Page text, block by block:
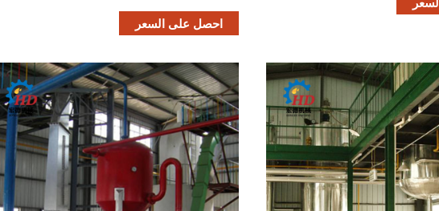
احصل على السعر